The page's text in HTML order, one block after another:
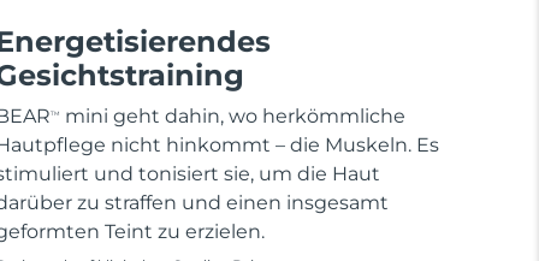
TM
mini geht dahin, wo herkömmliche
nicht hinkommt – die Muskeln. Es
und tonisiert sie, um die Haut
zu straffen und einen insgesamt
Teint zu erzielen.